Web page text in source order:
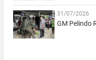
31/07/2026
GM Pelindo